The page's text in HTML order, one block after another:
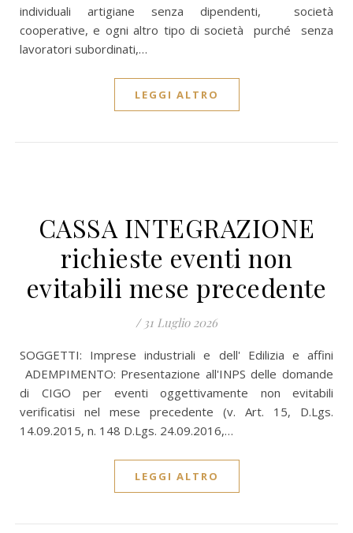
individuali artigiane senza dipendenti, società
cooperative, e ogni altro tipo di società purché senza
lavoratori subordinati,…
LEGGI ALTRO
CASSA INTEGRAZIONE
richieste eventi non
evitabili mese precedente
/ 31 Luglio 2026
SOGGETTI: Imprese industriali e dell' Edilizia e affini
ADEMPIMENTO: Presentazione all'INPS delle domande
di CIGO per eventi oggettivamente non evitabili
verificatisi nel mese precedente (v. Art. 15, D.Lgs.
14.09.2015, n. 148 D.Lgs. 24.09.2016,…
LEGGI ALTRO